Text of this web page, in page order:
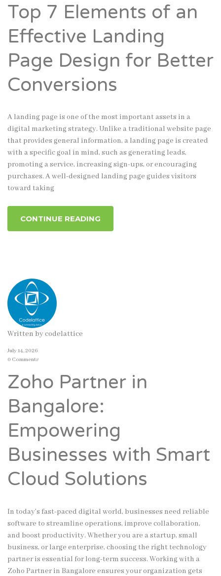
Top 7 Elements of an
Effective Landing
Page Design for Better
Conversions
A landing page is one of the most important assets in a
digital marketing strategy. Unlike a traditional website page
that provides general information, a landing page is created
with a specific goal in mind, such as generating leads,
promoting a service, increasing sign-ups, or encouraging
purchases. A well-designed landing page guides visitors
toward taking
CONTINUE READING
Written bycodelattice
July 14, 2026
0 Comments
Zoho Partner in
Bangalore:
Empowering
Businesses with Smart
Cloud Solutions
In today’s fast-paced digital world, businesses need reliable
software to streamline operations, improve collaboration,
and boost productivity. Whether you are a startup, small
business, or large enterprise, choosing the right technology
partner is essential for long-term success. Working with a
Zoho Partner in Bangalore ensures your organization gets